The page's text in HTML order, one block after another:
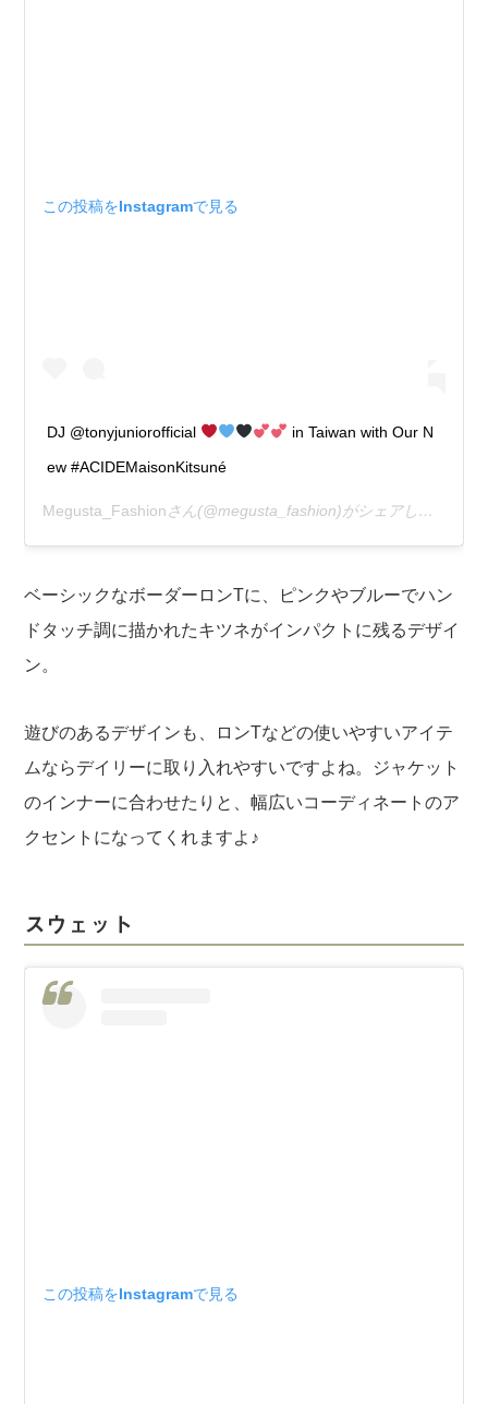
この投稿をInstagramで見る
DJ @tonyjuniorofficial
in Taiwan with Our N
ew #ACIDEMaisonKitsuné
Megusta_Fashionさん(@megusta_fashion)がシェアした投稿 –
ベーシックなボーダーロンTに、ピンクやブルーでハン
ドタッチ調に描かれたキツネがインパクトに残るデザイ
ン。
遊びのあるデザインも、ロンTなどの使いやすいアイテ
ムならデイリーに取り入れやすいですよね。ジャケット
のインナーに合わせたりと、幅広いコーディネートのア
クセントになってくれますよ♪
スウェット
この投稿をInstagramで見る